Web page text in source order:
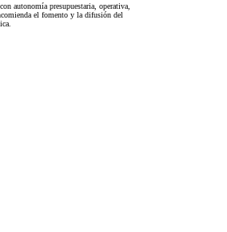
autonomía presupuestaria, operativa,
el fomento y la difusión del